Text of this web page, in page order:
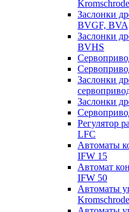
Заслонки
BVGF,
Заслонки
BVHS
Заслонки
Заслонки
Регулятор
LFC
Автоматы
IFW 15
Автомат
IFW 50
Автоматы